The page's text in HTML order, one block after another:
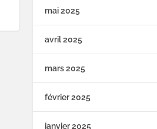
mai 2025
avril 2025
mars 2025
février 2025
janvier 2025